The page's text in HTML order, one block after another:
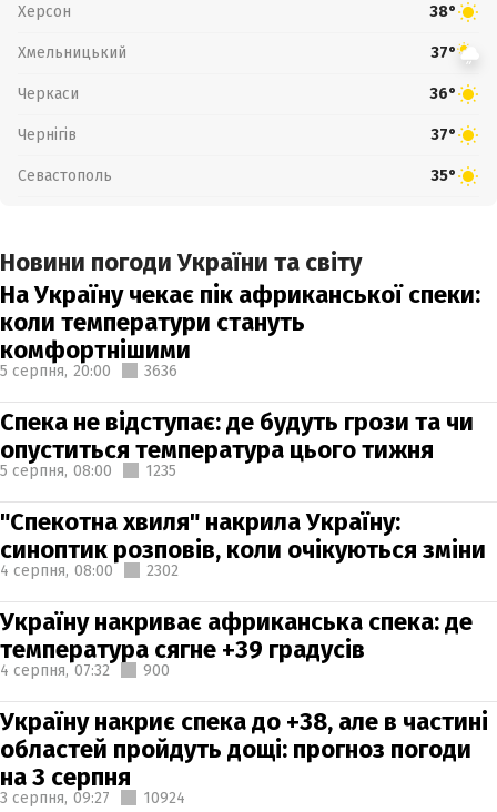
Херсон 38°
Хмельницький 37°
Черкаси 36°
Чернігів 37°
Севастополь 35°
Новини погоди України та світу
На Україну чекає пік африканської спеки:
коли температури стануть
комфортнішими
5 серпня, 20:00 3636
Спека не відступає: де будуть грози та чи
опуститься температура цього тижня
5 серпня, 08:00 1235
"Спекотна хвиля" накрила Україну:
синоптик розповів, коли очікуються зміни
4 серпня, 08:00 2302
Україну накриває африканська спека: де
температура сягне +39 градусів
4 серпня, 07:32 900
Україну накриє спека до +38, але в частині
областей пройдуть дощі: прогноз погоди
на 3 серпня
3 серпня, 09:27 10924